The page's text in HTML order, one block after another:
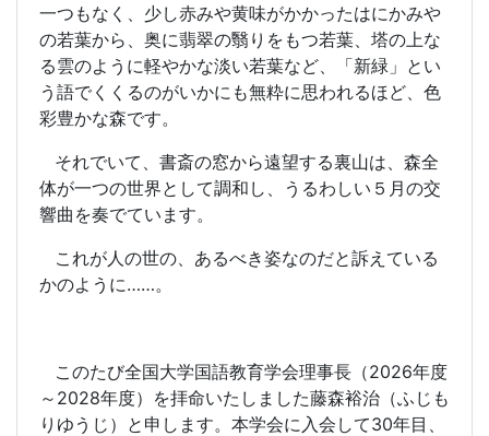
一つもなく、少し赤みや黄味がかかったはにかみや
の若葉から、奥に翡翠の翳りをもつ若葉、塔の上な
る雲のように軽やかな淡い若葉など、「新緑」とい
う語でくくるのがいかにも無粋に思われるほど、色
彩豊かな森です。
それでいて、書斎の窓から遠望する裏山は、森全
体が一つの世界として調和し、うるわしい５月の交
響曲を奏でています。
これが人の世の、あるべき姿なのだと訴えている
かのように……。
このたび全国大学国語教育学会理事長（2026年度
～ 2028年度）を拝命いたしました藤森裕治（ふじも
りゆうじ）と申します。本学会に入会して30年目、